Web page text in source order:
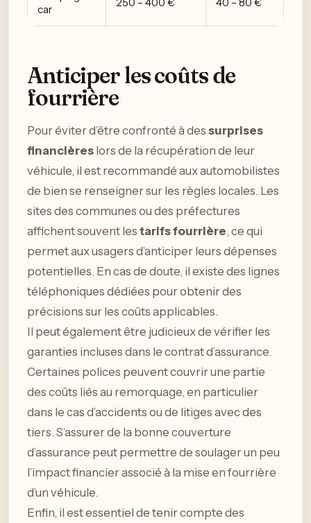
car
250 – 400 € 40 – 80 €
Anticiper les coûts de
fourrière
Pour éviter d’être confronté à des surprises
financières lors de la récupération de leur
véhicule, il est recommandé aux automobilistes
de bien se renseigner sur les règles locales. Les
sites des communes ou des préfectures
affichent souvent les tarifs fourrière, ce qui
permet aux usagers d’anticiper leurs dépenses
potentielles. En cas de doute, il existe des lignes
téléphoniques dédiées pour obtenir des
précisions sur les coûts applicables.
Il peut également être judicieux de vérifier les
garanties incluses dans le contrat d’assurance.
Certaines polices peuvent couvrir une partie
des coûts liés au remorquage, en particulier
dans le cas d’accidents ou de litiges avec des
tiers. S’assurer de la bonne couverture
d’assurance peut permettre de soulager un peu
l’impact financier associé à la mise en fourrière
d’un véhicule.
Enfin, il est essentiel de tenir compte des